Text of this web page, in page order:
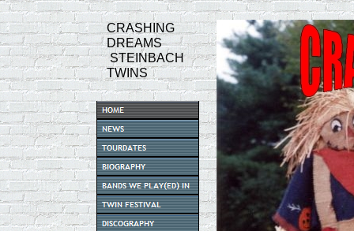
CRASHING
DREAMS
STEINBACH
TWINS